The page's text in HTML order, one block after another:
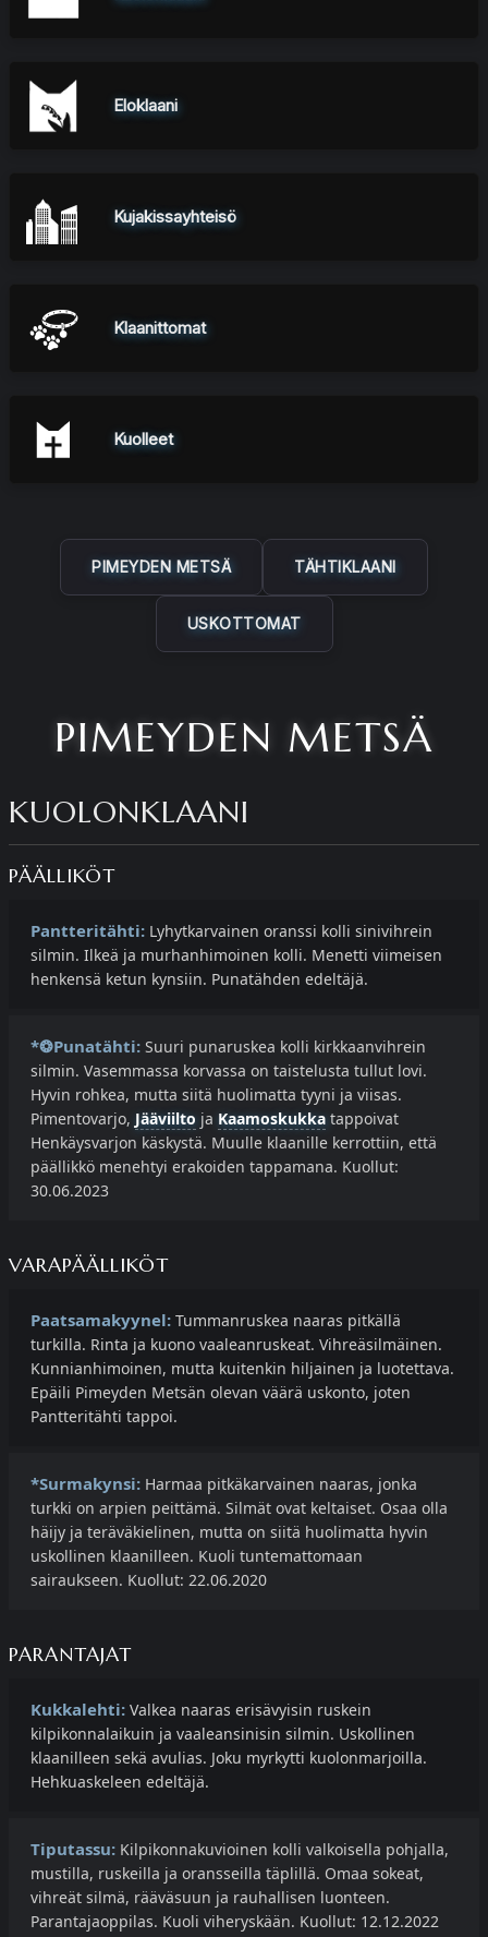
Eloklaani
Kujakissayhteisö
Klaanittomat
Kuolleet
PIMEYDEN METSÄ TÄHTIKLAANI
USKOTTOMAT
PIMEYDEN METSÄ
KUOLONKLAANI
PÄÄLLIKÖT
Pantteritähti: Lyhytkarvainen oranssi kolli sinivihrein
silmin. Ilkeä ja murhanhimoinen kolli. Menetti viimeisen
henkensä ketun kynsiin. Punatähden edeltäjä.
*❂Punatähti: Suuri punaruskea kolli kirkkaanvihrein
silmin. Vasemmassa korvassa on taistelusta tullut lovi.
Hyvin rohkea, mutta siitä huolimatta tyyni ja viisas.
Pimentovarjo, Jääviilto ja Kaamoskukka tappoivat
Henkäysvarjon käskystä. Muulle klaanille kerrottiin, että
päällikkö menehtyi erakoiden tappamana. Kuollut:
30.06.2023
VARAPÄÄLLIKÖT
Paatsamakyynel: Tummanruskea naaras pitkällä
turkilla. Rinta ja kuono vaaleanruskeat. Vihreäsilmäinen.
Kunnianhimoinen, mutta kuitenkin hiljainen ja luotettava.
Epäili Pimeyden Metsän olevan väärä uskonto, joten
Pantteritähti tappoi.
*Surmakynsi: Harmaa pitkäkarvainen naaras, jonka
turkki on arpien peittämä. Silmät ovat keltaiset. Osaa olla
häijy ja teräväkielinen, mutta on siitä huolimatta hyvin
uskollinen klaanilleen. Kuoli tuntemattomaan
sairaukseen. Kuollut: 22.06.2020
PARANTAJAT
Kukkalehti: Valkea naaras erisävyisin ruskein
kilpikonnalaikuin ja vaaleansinisin silmin. Uskollinen
klaanilleen sekä avulias. Joku myrkytti kuolonmarjoilla.
Hehkuaskeleen edeltäjä.
Tiputassu: Kilpikonnakuvioinen kolli valkoisella pohjalla,
mustilla, ruskeilla ja oransseilla täplillä. Omaa sokeat,
vihreät silmä, rääväsuun ja rauhallisen luonteen.
Parantajaoppilas. Kuoli viheryskään. Kuollut: 12.12.2022